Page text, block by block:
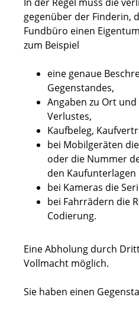
gegenüber der Finderin,
Fundbüro einen
zum Beispiel
eine genaue
Gegenstandes,
Angaben zu Ort
Verlustes,
Kaufbeleg,
bei Mobilgeräten
oder die Nummer
den Kaufunterlagen
bei Kameras die
bei Fahrrädern die
Codierung.
Eine Abholung durch
Vollmacht möglich.
Sie haben einen